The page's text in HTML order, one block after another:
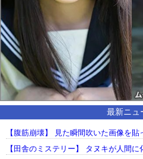
最新ニュ
【腹筋崩壊】 見た瞬間吹いた画像を
【田舎のミステリー】 タヌキが人間